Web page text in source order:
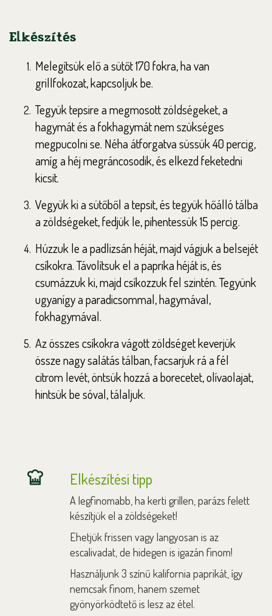
Elkészítés
Melegítsük elő a sütőt 170 fokra, ha van
grillfokozat, kapcsoljuk be.
Tegyük tepsire a megmosott zöldségeket, a
hagymát és a fokhagymát nem szükséges
megpucolni se. Néha átforgatva süssük 40 percig,
amíg a héj megráncosodik, és elkezd feketedni
kicsit.
Vegyük ki a sütőből a tepsit, és tegyük hőálló tálba
a zöldségeket, fedjük le, pihentessük 15 percig.
Húzzuk le a padlizsán héját, majd vágjuk a belsejét
csíkokra. Távolítsuk el a paprika héját is, és
csumázzuk ki, majd csíkozzuk fel szintén. Tegyünk
ugyanígy a paradicsommal, hagymával,
fokhagymával.
Az összes csíkokra vágott zöldséget keverjük
össze nagy salátás tálban, facsarjuk rá a fél
citrom levét, öntsük hozzá a borecetet, olívaolajat,
hintsük be sóval, tálaljuk.
Elkészítési tipp
A legfinomabb, ha kerti grillen, parázs felett
készítjük el a zöldségeket!
Ehetjük frissen vagy langyosan is az
escalivadat, de hidegen is igazán finom!
Használjunk 3 színű kalifornia paprikát, így
nemcsak finom, hanem szemet
gyönyörködtető is lesz az étel.